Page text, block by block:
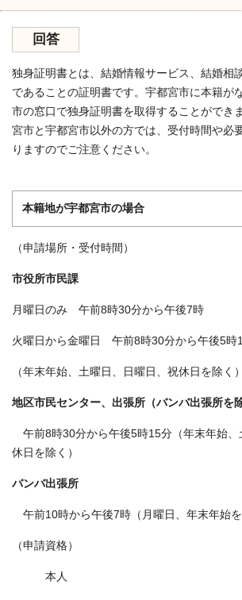
回答
独身証明書とは、結婚情報サービス、結婚相
であることの証明書です。宇都宮市に本籍が
市の窓口で独身証明書を取得することができ
宮市と宇都宮市以外の方では、受付時間や必
りますのでご注意ください。
本籍地が宇都宮市の場合
（申請場所・受付時間）
市役所市民課
月曜日のみ 午前8時30分から午後7時
火曜日から金曜日 午前8時30分から午後5時
（年末年始、土曜日、日曜日、祝休日を除く）
地区市民センター、出張所（バンバ出張所を除
午前8時30分から午後5時15分（年末年始、
休日を除く）
バンバ出張所
午前10時から午後7時（月曜日、年末年始を
（申請資格）
本人